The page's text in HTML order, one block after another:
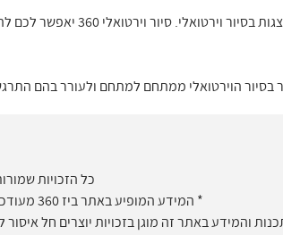
האטרקציות והמשחקיות
בסיור הוירטואלי ממתחם למתחם ולעורר בהם
כל הזכויות שמורות ©
* המידע המופיע באתר ביז 360 מעודכן ע"י המפרסמים ובאחריותם *
והמידע באתר זה מוגן בזכויות יוצרים חל